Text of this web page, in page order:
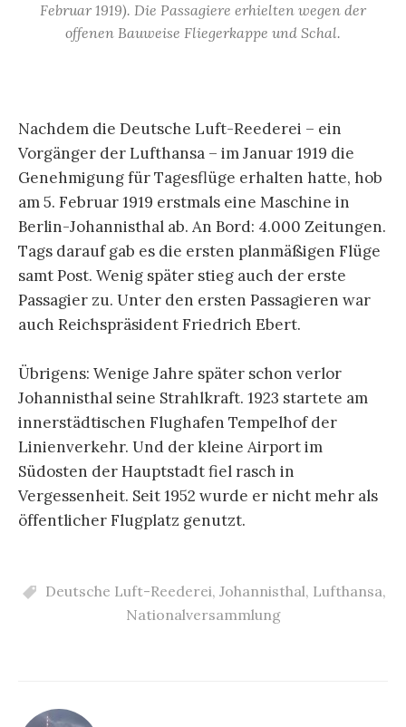
Februar 1919). Die Passagiere erhielten wegen der
offenen Bauweise Fliegerkappe und Schal.
Nachdem die Deutsche Luft-Reederei – ein
Vorgänger der Lufthansa – im Januar 1919 die
Genehmigung für Tagesflüge erhalten hatte, hob
am 5. Februar 1919 erstmals eine Maschine in
Berlin-Johannisthal ab. An Bord: 4.000 Zeitungen.
Tags darauf gab es die ersten planmäßigen Flüge
samt Post. Wenig später stieg auch der erste
Passagier zu. Unter den ersten Passagieren war
auch Reichspräsident Friedrich Ebert.
Übrigens: Wenige Jahre später schon verlor
Johannisthal seine Strahlkraft. 1923 startete am
innerstädtischen Flughafen Tempelhof der
Linienverkehr. Und der kleine Airport im
Südosten der Hauptstadt fiel rasch in
Vergessenheit. Seit 1952 wurde er nicht mehr als
öffentlicher Flugplatz genutzt.
Deutsche Luft-Reederei, Johannisthal, Lufthansa,
Nationalversammlung